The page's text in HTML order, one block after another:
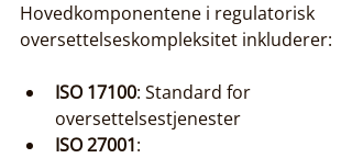
Hovedkomponentene i regulatorisk
oversettelseskompleksitet inkluderer:
ISO 17100: Standard for
oversettelsestjenester
ISO 27001: